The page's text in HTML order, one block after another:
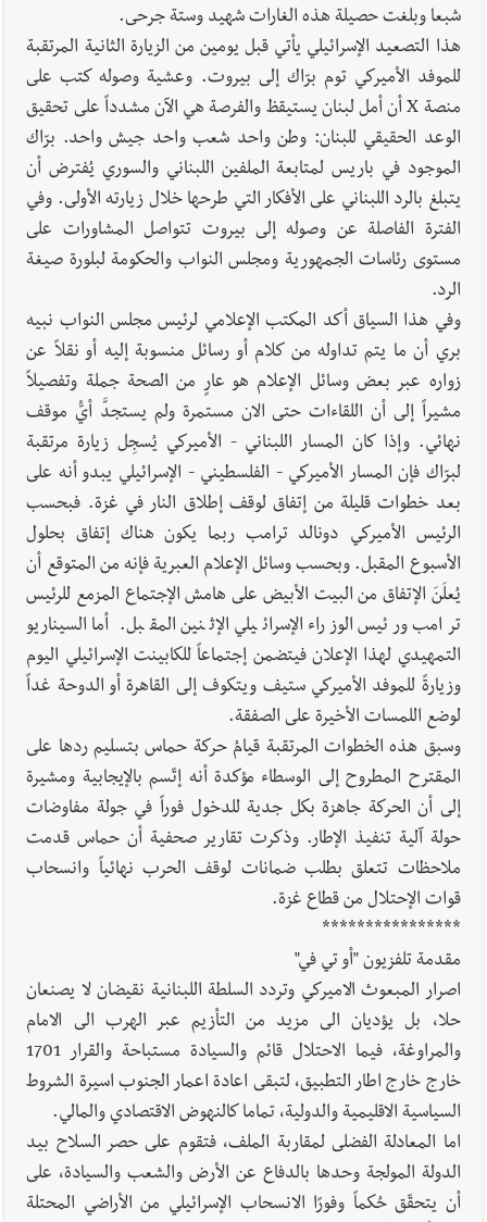
شبعا وبلغت حصيلة هذه الغارات شهيد وستة جرحى.
هذا التصعيد الإسرائيلي يأتي قبل يومين من الزيارة الثانية المرتقبة
للموفد الأميركي توم برّاك إلى بيروت. وعشية وصوله كتب على
منصة X أن أمل لبنان يستيقظ والفرصة هي الآن مشدداً على تحقيق
الوعد الحقيقي للبنان: وطن واحد شعب واحد جيش واحد. برّاك
الموجود في باريس لمتابعة الملفين اللبناني والسوري يُفترض أن
يتبلغ بالرد اللبناني على الأفكار التي طرحها خلال زيارته الأولى. وفي
الفترة الفاصلة عن وصوله إلى بيروت تتواصل المشاورات على
مستوى رئاسات الجمهورية ومجلس النواب والحكومة لبلورة صيغة
الرد.
وفي هذا السياق أكد المكتب الإعلامي لرئيس مجلس النواب نبيه
بري أن ما يتم تداوله من كلام أو رسائل منسوبة إليه أو نقلاً عن
زواره عبر بعض وسائل الإعلام هو عارٍ من الصحة جملة وتفصيلاً
مشيراً إلى أن اللقاءات حتى الان مستمرة ولم يستجدَّ أيُّ موقف
نهائي. وإذا كان المسار اللبناني - الأميركي يُسجِل زيارة مرتقبة
لبرّاك فإن المسار الأميركي - الفلسطيني - الإسرائيلي يبدو أنه على
بعد خطوات قليلة من إتفاق لوقف إطلاق النار في غزة. فبحسب
الرئيس الأميركي دونالد ترامب ربما يكون هناك إتفاق بحلول
الأسبوع المقبل. وبحسب وسائل الإعلام العبرية فإنه من المتوقع أن
يُعلَنَ الإتفاق من البيت الأبيض على هامش الإجتماع المزمع للرئيس
ترامب ورئيس الوزراء الإسرائيلي الإثنين المقبل. أما السيناريو
التمهيدي لهذا الإعلان فيتضمن إجتماعاً للكابينت الإسرائيلي اليوم
وزيارةً للموفد الأميركي ستيف ويتكوف إلى القاهرة أو الدوحة غداً
لوضع اللمسات الأخيرة على الصفقة.
وسبق هذه الخطوات المرتقبة قيامُ حركة حماس بتسليم ردها على
المقترح المطروح إلى الوسطاء مؤكدة أنه إتّسم بالإيجابية ومشيرة
إلى أن الحركة جاهزة بكل جدية للدخول فوراً في جولة مفاوضات
حولة آلية تنفيذ الإطار. وذكرت تقارير صحفية أن حماس قدمت
ملاحظات تتعلق بطلب ضمانات لوقف الحرب نهائياً وانسحاب
قوات الإحتلال من قطاع غزة.
****************
مقدمة تلفزيون "أو تي في"
اصرار المبعوث الاميركي وتردد السلطة اللبنانية نقيضان لا يصنعان
حلا، بل يؤديان الى مزيد من التأزيم عبر الهرب الى الامام
والمراوغة، فيما الاحتلال قائم والسيادة مستباحة والقرار 1701
خارج خارج اطار التطبيق، لتبقى اعادة اعمار الجنوب اسيرة الشروط
السياسية الاقليمية والدولية، تماما كالنهوض الاقتصادي والمالي.
اما المعادلة الفضلى لمقاربة الملف، فتقوم على حصر السلاح بيد
الدولة المولجة وحدها بالدفاع عن الأرض والشعب والسيادة، على
أن يتحقّق حُكماً وفورًا الانسحاب الإسرائيلي من الأراضي المحتلة